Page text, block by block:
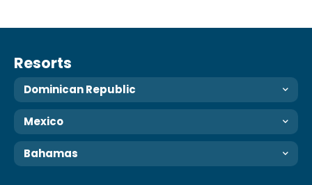
Resorts
Dominican Republic
Mexico
Bahamas